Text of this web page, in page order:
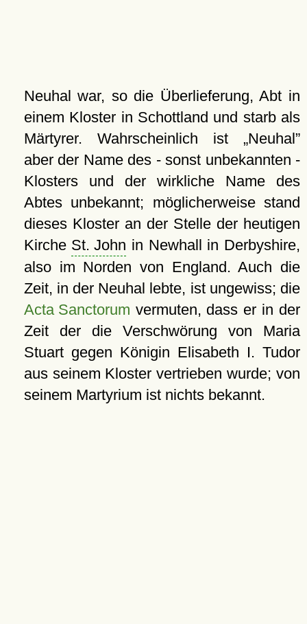
Neuhal war, so die Überlieferung, Abt in
einem Kloster in Schottland und starb als
Märtyrer. Wahrscheinlich ist
Neuhal
aber der Name des - sonst unbekannten -
Klosters und der wirkliche Name des
Abtes unbekannt; möglicherweise stand
dieses Kloster an der Stelle der heutigen
Kirche St. John in Newhall in Derbyshire,
also im Norden von England. Auch die
Zeit, in der Neuhal lebte, ist ungewiss; die
Acta Sanctorum vermuten, dass er in der
Zeit der die Verschwörung von Maria
Stuart gegen Königin Elisabeth I. Tudor
aus seinem Kloster vertrieben wurde; von
seinem Martyrium ist nichts bekannt.